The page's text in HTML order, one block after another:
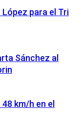
para el Tri
Sánchez al
km/h en el